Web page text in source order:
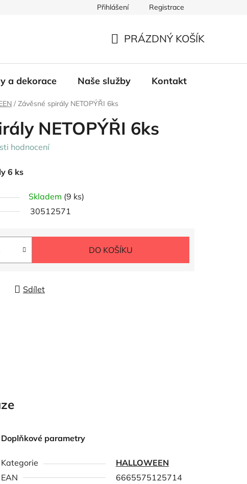
Přihlášení Registrace
KOŠÍK
PRÁZDNÝ KOŠÍK
a dekorace Naše služby Kontakt
/ Závěsné spirály NETOPÝŘI 6ks
NETOPÝŘI 6ks
hodnocení
6 ks
Skladem (9 ks)
30512571
DO KOŠÍKU
Sdílet
Doplňkové parametry
Kategorie
HALLOWEEN
EAN
6665575125714